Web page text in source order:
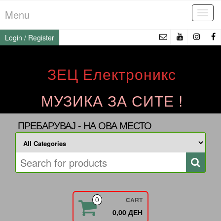
to
the
content
Menu
Login / Register
ЗЕЦ Електроникс
МУЗИКА ЗА СИТЕ !
ПРЕБАРУВАЈ - НА ОВА МЕСТО
0 CART
0,00 ДЕН